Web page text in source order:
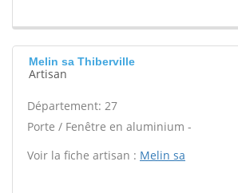
Melin sa Thiberville
Artisan
Département: 27
Porte / Fenêtre en aluminium -
Voir la fiche artisan : Melin sa